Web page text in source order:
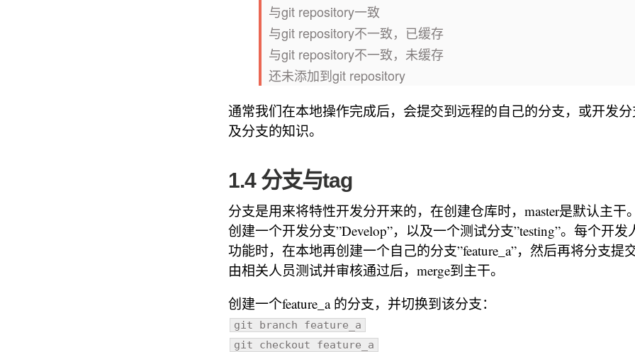
与git repository一致
与git repository不一致，已缓存
与git repository不一致，未缓存
还未添加到git repository
通常我们在本地操作完成后，会提交到远程的自己的分支，或开发
及分支的知识。
1.4 分支与tag
分支是用来将特性开发分开来的，在创建仓库时，master是默认主干
创建一个开发分支”Develop”，以及一个测试分支”testing”。每个开
功能时，在本地再创建一个自己的分支”feature_a”，然后再将分支提
由相关人员测试并审核通过后，merge到主干。
创建一个feature_a 的分支，并切换到该分支：
git branch feature_a
git checkout feature_a